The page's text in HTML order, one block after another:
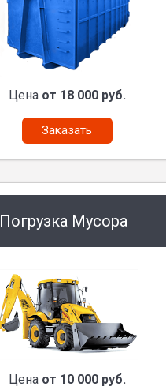
Цена от 18 000 руб.
Заказать
Погрузка Мусора
Цена от 10 000 руб.